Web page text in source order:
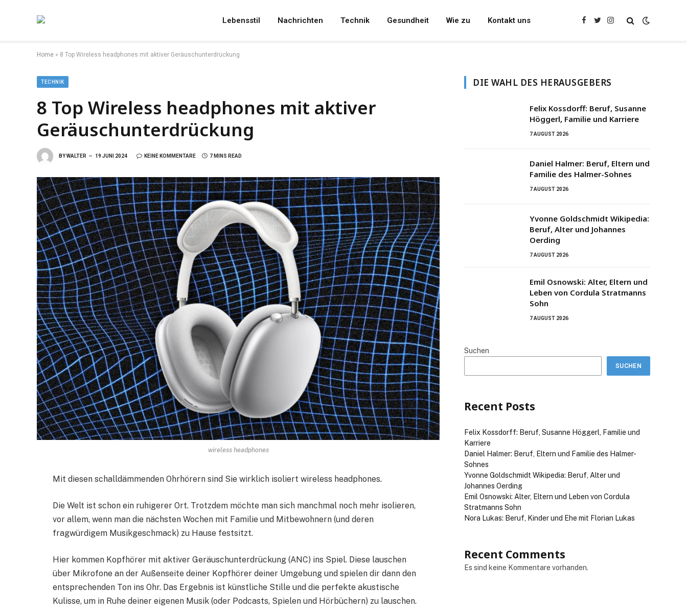
Lebensstil Nachrichten Technik Gesundheit Wie zu Kontakt uns Facebook
TwitterInstagram
Home » 8 Top Wireless headphones mit aktiver Geräuschunterdrückung
TECHNIK
8 Top Wireless headphones mit aktiver
Geräuschunterdrückung
BYWALTER 19 JUNI 2024 KEINE KOMMENTARE 7 MINS READ
wireless headphones
Mit diesen schalldämmenden Ohrhörern sind Sie wirklich isoliert wireless headphones.
Die Welt ist schon ein ruhigerer Ort. Trotzdem möchte man sich manchmal noch mehr isolieren,
vor allem, wenn man die nächsten Wochen mit Familie und Mitbewohnern (und deren
fragwürdigem Musikgeschmack) zu Hause festsitzt.
Hier kommen Kopfhörer mit aktiver Geräuschunterdrückung (ANC) ins Spiel. Diese lauschen
über Mikrofone an der Außenseite deiner Kopfhörer deiner Umgebung und spielen dir dann den
entsprechenden Ton ins Ohr. Das Ergebnis ist künstliche Stille und die perfekte akustische
Kulisse, um in Ruhe deiner eigenen Musik (oder Podcasts, Spielen und Hörbüchern) zu lauschen.
DIE WAHL DES HERAUSGEBERS
Felix Kossdorff: Beruf, Susanne
Höggerl, Familie und Karriere
7 AUGUST 2026
Daniel Halmer: Beruf, Eltern und
Familie des Halmer-Sohnes
7 AUGUST 2026
Yvonne Goldschmidt Wikipedia:
Beruf, Alter und Johannes
Oerding
7 AUGUST 2026
Emil Osnowski: Alter, Eltern und
Leben von Cordula Stratmanns
Sohn
7 AUGUST 2026
Suchen
SUCHEN
Recent Posts
Felix Kossdorff: Beruf, Susanne Höggerl, Familie und
Karriere
Daniel Halmer: Beruf, Eltern und Familie des Halmer-
Sohnes
Yvonne Goldschmidt Wikipedia: Beruf, Alter und
Johannes Oerding
Emil Osnowski: Alter, Eltern und Leben von Cordula
Stratmanns Sohn
Nora Lukas: Beruf, Kinder und Ehe mit Florian Lukas
Recent Comments
Es sind keine Kommentare vorhanden.